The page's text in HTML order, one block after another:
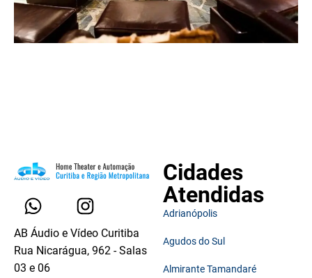
AB Áudio e Vídeo Curitiba
Rua Nicarágua, 962 - Salas
03 e 06
Cidades
Atendidas
Adrianópolis
Agudos do Sul
Almirante Tamandaré